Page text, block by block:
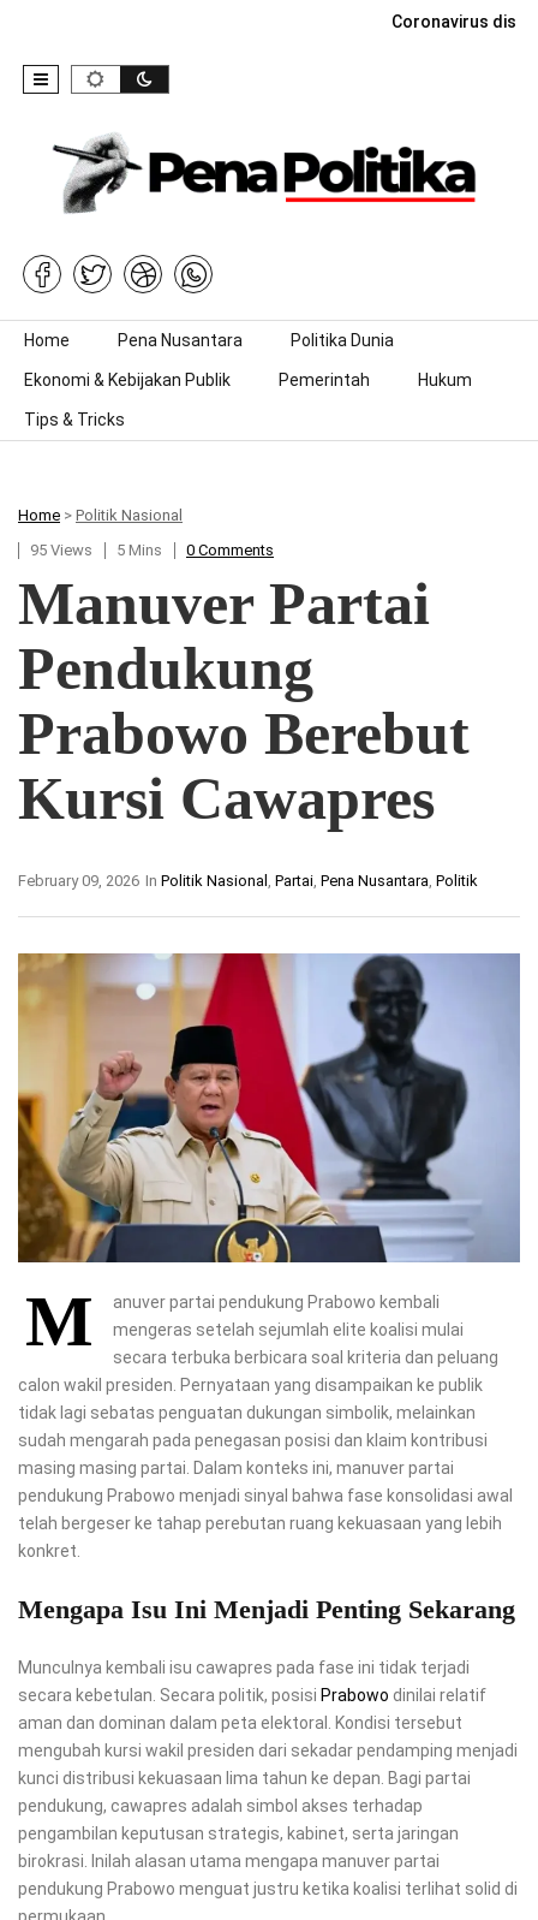
Coronavirus
Skip to content
Home Pena Nusantara Politika Dunia
Ekonomi & Kebijakan Publik Pemerintah Hukum
Tips & Tricks
Home > Politik Nasional
95 Views
5 Mins 0 Comments
Manuver Partai
Pendukung
Prabowo Berebut
Kursi Cawapres
In Politik Nasional Partai Pena Nusantara Politik
February 09, 2026
M
anuver partai pendukung Prabowo kembali
mengeras setelah sejumlah elite koalisi mulai
secara terbuka berbicara soal kriteria dan peluang
calon wakil presiden. Pernyataan yang disampaikan ke publik
tidak lagi sebatas penguatan dukungan simbolik, melainkan
sudah mengarah pada penegasan posisi dan klaim kontribusi
masing masing partai. Dalam konteks ini, manuver partai
pendukung Prabowo menjadi sinyal bahwa fase konsolidasi awal
telah bergeser ke tahap perebutan ruang kekuasaan yang lebih
konkret.
Mengapa Isu Ini Menjadi Penting Sekarang
Munculnya kembali isu cawapres pada fase ini tidak terjadi
secara kebetulan. Secara politik, posisi Prabowo dinilai relatif
aman dan dominan dalam peta elektoral. Kondisi tersebut
mengubah kursi wakil presiden dari sekadar pendamping menjadi
kunci distribusi kekuasaan lima tahun ke depan. Bagi partai
pendukung, cawapres adalah simbol akses terhadap
pengambilan keputusan strategis, kabinet, serta jaringan
birokrasi. Inilah alasan utama mengapa manuver partai
pendukung Prabowo menguat justru ketika koalisi terlihat solid di